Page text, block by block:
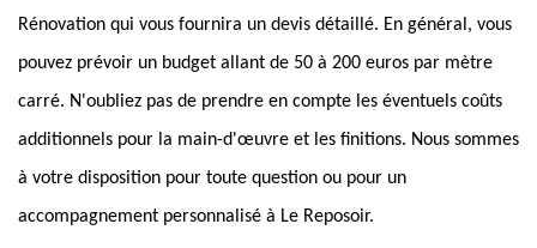
Rénovation qui vous fournira un devis détaillé. En général, vous
pouvez prévoir un budget allant de 50 à 200 euros par mètre
carré. N'oubliez pas de prendre en compte les éventuels coûts
additionnels pour la main-d'œuvre et les finitions. Nous sommes
à votre disposition pour toute question ou pour un
accompagnement personnalisé à Le Reposoir.